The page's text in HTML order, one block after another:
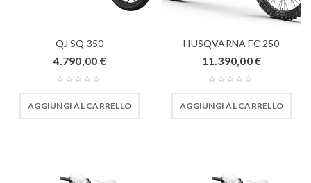
QJ SQ 350
4.790,00 €
AGGIUNGI AL CARRELLO
HUSQVARNA FC 250
11.390,00€
AGGIUNGI AL CARRELLO